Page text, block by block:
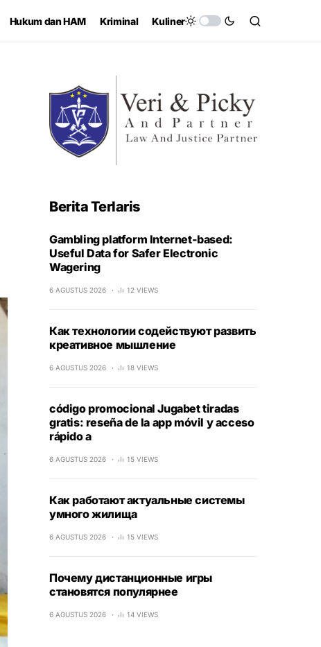
Hukum dan HAM Kriminal Kuliner
Berita Terlaris
Gambling platform Internet-based:
Useful Data for Safer Electronic
Wagering
6 AGUSTUS 2026 12 VIEWS
Как технологии содействуют развить
креативное мышление
6 AGUSTUS 2026 18 VIEWS
código promocional Jugabet tiradas
gratis: reseña de la app móvil y acceso
rápido a
6 AGUSTUS 2026 15 VIEWS
Как работают актуальные системы
умного жилища
6 AGUSTUS 2026 15 VIEWS
Почему дистанционные игры
становятся популярнее
6 AGUSTUS 2026 14 VIEWS